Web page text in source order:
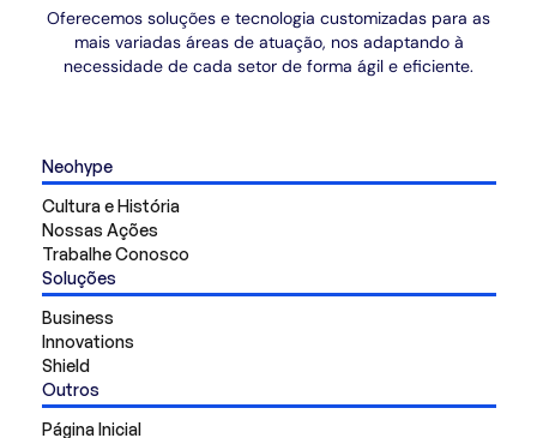
Oferecemos soluções e tecnologia customizadas para as
mais variadas áreas de atuação, nos adaptando à
necessidade de cada setor de forma ágil e eficiente.
Neohype
Cultura e História
Nossas Ações
Trabalhe Conosco
Soluções
Business
Innovations
Shield
Outros
Página Inicial